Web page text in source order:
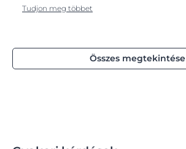
Tudjon meg többet
Összes megtekintése